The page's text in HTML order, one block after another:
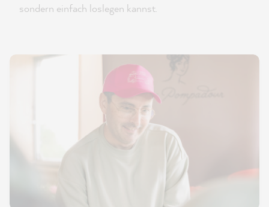
sondern einfach loslegen kannst.